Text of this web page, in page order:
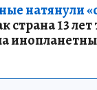
натянули
страна 13 лет